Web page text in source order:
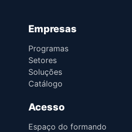
Empresas
Programas
Setores
Soluções
Catálogo
Acesso
Espaço do formando